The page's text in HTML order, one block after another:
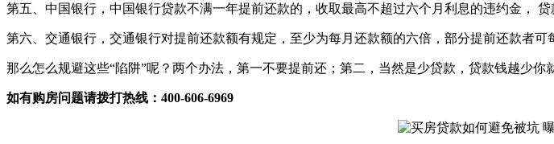
第五、中国银行，中国银行贷款不满一年提前还款的，收取最高不超过六个月利息的违约金，
第六、交通银行，交通银行对提前还款额有规定，至少为每月还款额的六倍，部分提前还款者可
那么怎么规避这些“陷阱”呢？两个办法，第一不要提前还；第二，当然是少贷款，贷款钱越少你
如有购房问题请拨打热线：400-606-6969